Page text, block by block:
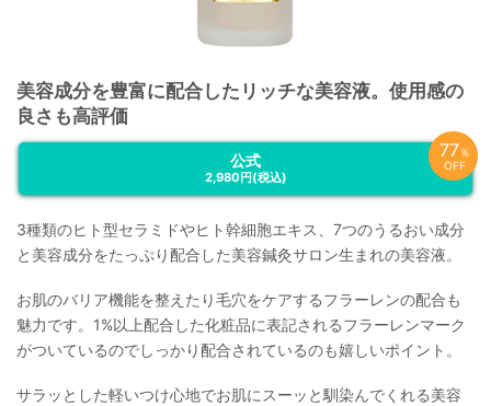
美容成分を豊富に配合したリッチな美容液。使用感の
良さも高評価
公式
2,980円(税込)
77％
OFF
3種類のヒト型セラミドやヒト幹細胞エキス、7つのうるおい成分
と美容成分をたっぷり配合した美容鍼灸サロン生まれの美容液。
お肌のバリア機能を整えたり毛穴をケアするフラーレンの配合も
魅力です。1%以上配合した化粧品に表記されるフラーレンマーク
がついているのでしっかり配合されているのも嬉しいポイント。
サラッとした軽いつけ心地でお肌にスーッと馴染んでくれる美容